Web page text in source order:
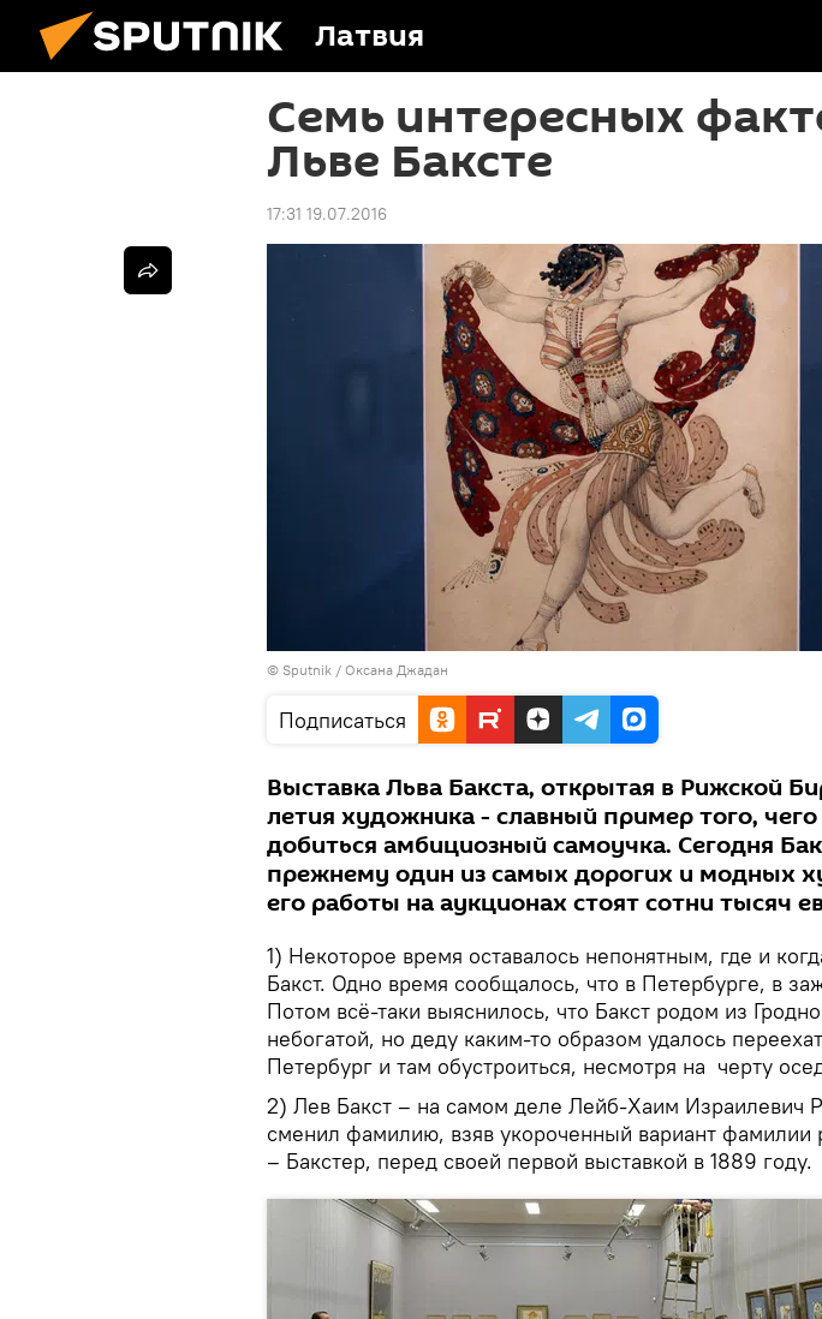
Латвия
Семь интересных
Льве Баксте
17:31 19.07.2016
© Sputnik / Оксана Джадан
Подписаться
Выставка Льва Бакста, открытая в Рижской
летия художника - славный пример того,
добиться амбициозный самоучка. Сегодня
прежнему один из самых дорогих и модных
его работы на аукционах стоят сотни тысяч
1) Некоторое время оставалось непонятным, где и
Бакст. Одно время сообщалось, что в Петербурге, в
Потом всё-таки выяснилось, что Бакст родом из
небогатой, но деду каким-то образом удалось
Петербург и там обустроиться, несмотря на черту
2) Лев Бакст – на самом деле Лейб-Хаим Израилевич
сменил фамилию, взяв укороченный вариант фамилии
– Бакстер, перед своей первой выставкой в 1889 году.